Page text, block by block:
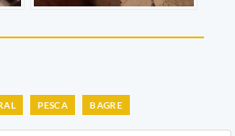
PESCA BAGRE